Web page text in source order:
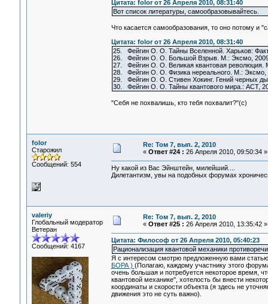
Цитата: folor от 26 Апреля 2010, 08:31:40
Вот список литературы, самообразовывайтесь.
Что касается самообразования, то оно потому и
Цитата: folor от 26 Апреля 2010, 08:31:40
25. Фейгин О. О. Тайны Вселенной. Харьков:
26. Фейгин О. О. Большой Взрыв. М.: Эксмо,
27. Фейгин О. О. Великая квантовая революция.
28. Фейгин О. О. Физика нереального. М.: Эксмо,
29. Фейгин О. О. Стивен Хокинг. Гений черных
30. Фейгин О. О. Тайны квантового мира.: АСТ,
"Себя не похвалишь, кто тебя похвалит?"(с)
folor
Старожил
Сообщений: 554
Re: Том 7, вып. 2, 2010
« Ответ #24 : 26 Апреля 2010, 09:50:34 »
Ну какой из Вас Эйнштейн, милейший....
Дилетантизм, увы на подобных форумах
valeriy
Глобальный модератор
Ветеран
Сообщений: 4167
Re: Том 7, вып. 2, 2010
« Ответ #25 : 26 Апреля 2010, 13:35:42 »
Цитата: Философ от 26 Апреля 2010, 05:40:23
Рационализация квантовой механики
Я с интересом смотрю предложенную вами
БОРА ) (Полагаю, каждому участнику этого
очень большая и потребуется некоторое время,
квантовой механике", хотелость бы внести
координаты и скорости объекта (я здесь не
движения это не суть важно).